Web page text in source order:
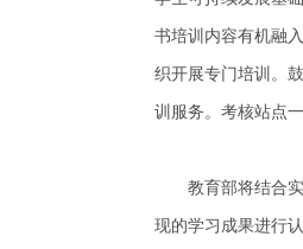
书培训内容有机融
织开展专门培训。
训服务。考核站点
教育部将结合实
现的学习成果进行